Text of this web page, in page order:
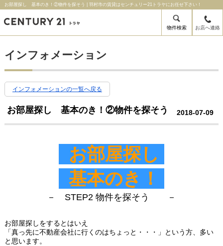
お部屋探し 基本のき！②物件を探そう | 羽村市の賃貸はセンチュリー21トラヤにお任せ下さい！
物件検索 お店へ連絡
インフォメーション
インフォメーションの一覧へ戻る
お部屋探し 基本のき！②物件を探そう 2018-07-09
お部屋探し
基本のき！
－ STEP2 物件を探そう －
お部屋探しをするとはいえ
「真っ先に不動産会社に行くのはちょっと・・・」という方、多い
と思います。